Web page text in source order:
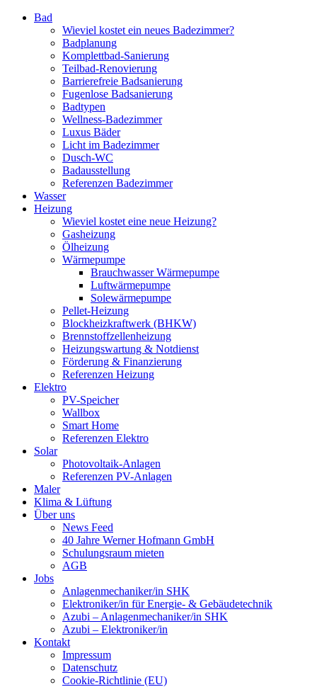
Bad
Wieviel kostet ein neues Badezimmer?
Badplanung
Komplettbad-Sanierung
Teilbad-Renovierung
Barrierefreie Badsanierung
Fugenlose Badsanierung
Badtypen
Wellness-Badezimmer
Luxus Bäder
Licht im Badezimmer
Dusch-WC
Badausstellung
Referenzen Badezimmer
Wasser
Heizung
Wieviel kostet eine neue Heizung?
Gasheizung
Ölheizung
Wärmepumpe
Brauchwasser Wärmepumpe
Luftwärmepumpe
Solewärmepumpe
Pellet-Heizung
Blockheizkraftwerk (BHKW)
Brennstoffzellenheizung
Heizungswartung & Notdienst
Förderung & Finanzierung
Referenzen Heizung
Elektro
PV-Speicher
Wallbox
Smart Home
Referenzen Elektro
Solar
Photovoltaik-Anlagen
Referenzen PV-Anlagen
Maler
Klima & Lüftung
Über uns
News Feed
40 Jahre Werner Hofmann GmbH
Schulungsraum mieten
AGB
Jobs
Anlagenmechaniker/in SHK
Elektroniker/in für Energie- & Gebäudetechnik
Azubi – Anlagenmechaniker/in SHK
Azubi – Elektroniker/in
Kontakt
Impressum
Datenschutz
Cookie-Richtlinie (EU)